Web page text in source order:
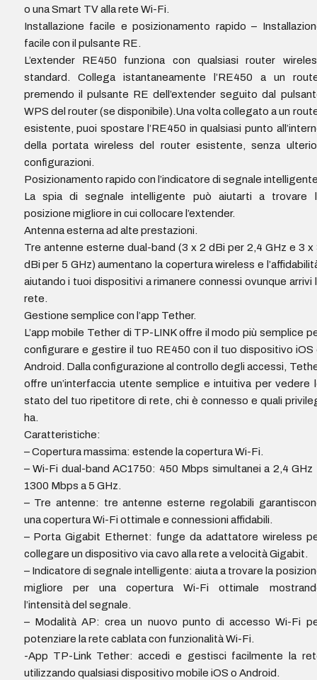
o una Smart TV alla rete Wi-Fi.
Installazione facile e posizionamento rapido –
facile con il pulsante RE.
L’extender RE450 funziona con qualsiasi router
standard. Collega istantaneamente l’RE450 a un
premendo il pulsante RE dell’extender seguito dal
WPS del router (se disponibile).Una volta collegato a un
esistente, puoi spostare l’RE450 in qualsiasi punto
della portata wireless del router esistente, senza
configurazioni.
Posizionamento rapido con l’indicatore di segnale
La spia di segnale intelligente può aiutarti a trovare
posizione migliore in cui collocare l’extender.
Antenna esterna ad alte prestazioni.
Tre antenne esterne dual-band (3 x 2 dBi per 2,4 GHz e 3 x
dBi per 5 GHz) aumentano la copertura wireless e
aiutando i tuoi dispositivi a rimanere connessi ovunque arrivi
rete.
Gestione semplice con l’app Tether.
L’app mobile Tether di TP-LINK offre il modo più semplice
configurare e gestire il tuo RE450 con il tuo dispositivo iOS
Android. Dalla configurazione al controllo degli accessi,
offre un’interfaccia utente semplice e intuitiva per vedere
stato del tuo ripetitore di rete, chi è connesso e quali
ha.
Caratteristiche:
– Copertura massima: estende la copertura Wi-Fi.
– Wi-Fi dual-band AC1750: 450 Mbps simultanei a 2,4 GHz
1300 Mbps a 5 GHz.
– Tre antenne: tre antenne esterne regolabili
una copertura Wi-Fi ottimale e connessioni affidabili.
– Porta Gigabit Ethernet: funge da adattatore wireless
collegare un dispositivo via cavo alla rete a velocità Gigabit.
– Indicatore di segnale intelligente: aiuta a trovare la
migliore per una copertura Wi-Fi ottimale
l’intensità del segnale.
– Modalità AP: crea un nuovo punto di accesso Wi-Fi
potenziare la rete cablata con funzionalità Wi-Fi.
-App TP-Link Tether: accedi e gestisci facilmente la
utilizzando qualsiasi dispositivo mobile iOS o Android.